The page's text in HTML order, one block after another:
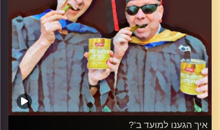
איך הגענו למועד ב'?